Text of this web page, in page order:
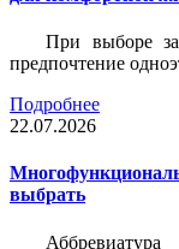
При выборе
предпочтение
Подробнее
22.07.2026
выбрать